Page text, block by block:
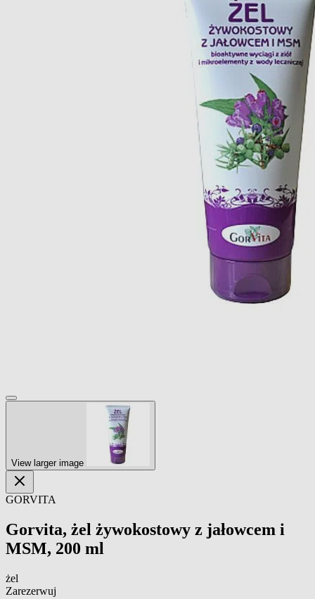
View larger image
GORVITA
Gorvita, żel żywokostowy z jałowcem i
MSM, 200 ml
żel
Zarezerwuj